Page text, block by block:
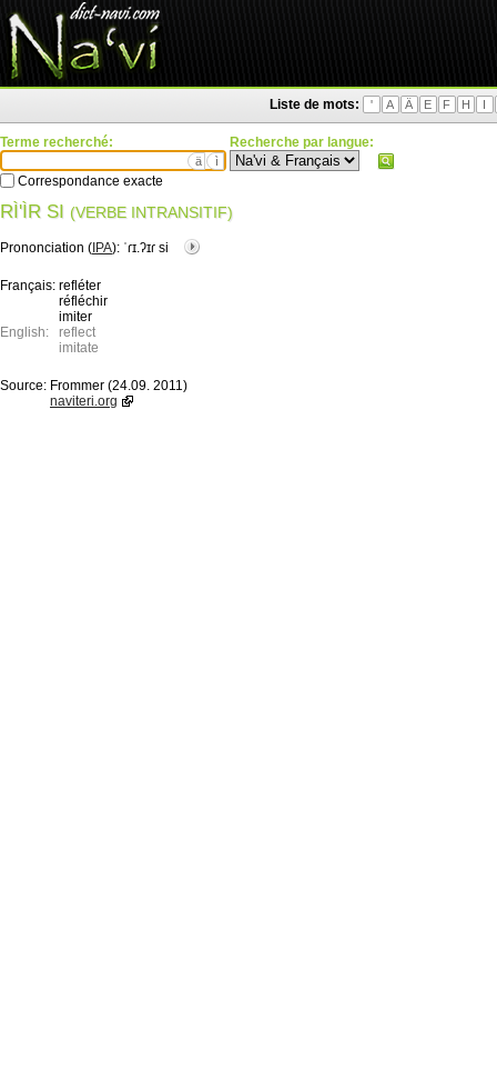
Liste de mots: ' A Ä E F H I
Terme recherché:
ä ì
Correspondance exacte
Recherche par langue:
RÌ'ÌR SI (VERBE INTRANSITIF)
Prononciation ( IPA): ˈɾɪ.ʔɪɾ si
Français: refléter
réfléchir
imiter
English:
reflect
imitate
Source: Frommer (24.09. 2011)
naviteri.org